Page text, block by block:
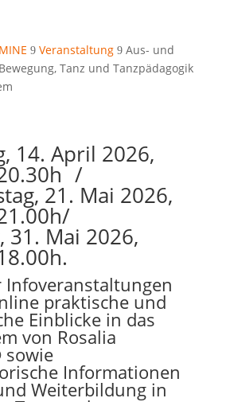
9 Veranstaltung 9 Aus- und
Tanz und Tanzpädagogik
14. April 2026,
/
21. Mai 2026,
31. Mai 2026,
Infoveranstaltungen
praktische und
Einblicke in das
von Rosalia
sowie
Informationen
Weiterbildung in